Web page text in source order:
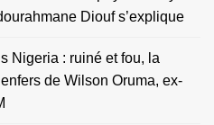
Diouf s’explique
Nigeria : ruiné et fou, la
de Wilson Oruma, ex-